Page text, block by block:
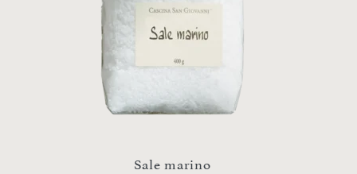
Sale marino